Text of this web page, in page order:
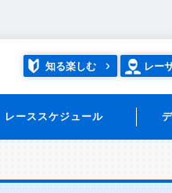
知る楽しむ レー
レーススケジュール